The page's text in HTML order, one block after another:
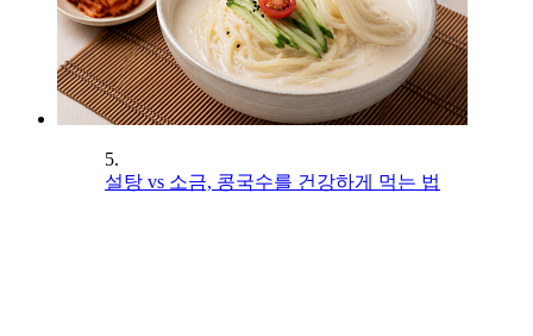
5.
설탕 vs 소금, 콩국수를 건강하게 먹는 법